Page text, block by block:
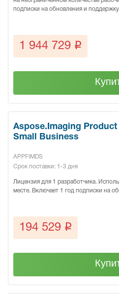
подписки на обновления и поддержку.
1 944 729 q
Aspose.Imaging Product
Small Business
APPFIMDS
Срок поставки: 1-3 дня
Лицензия для 1 разработчика.
месте. Включает 1 год подписки на
194 529 q